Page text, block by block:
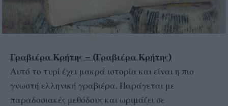
Γραβιέρα Κρήτης – (Γραβιέρα Κρήτης)
Αυτό το τυρί έχει μακρά ιστορία και είναι η πιο
γνωστή ελληνική γραβιέρα. Παράγεται με
παραδοσιακές μεθόδους και ωριμάζει σε